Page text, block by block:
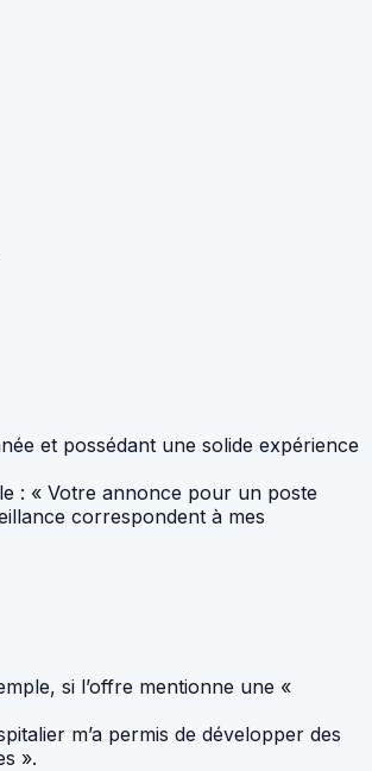
et possédant une solide expérience
: « Votre annonce pour un poste
correspondent à mes
si l’offre mentionne une «
m’a permis de développer des
».